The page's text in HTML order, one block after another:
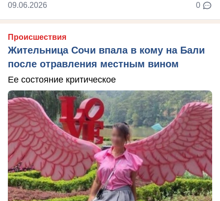
09.06.2026 0
Происшествия
Жительница Сочи впала в кому на Бали
после отравления местным вином
Ее состояние критическое